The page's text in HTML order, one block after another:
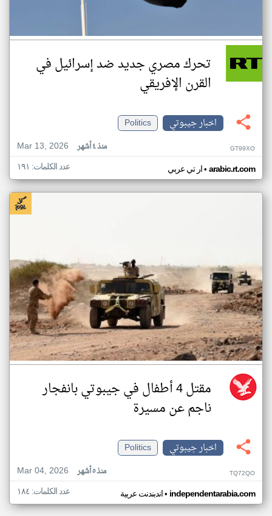
تحرك مصري جديد ضد إسرائيل في
القرن الإفريقي
اخبار جيبوتي
Politics
Mar 13, 2026
منذ ٤ أشهر GT99XO
ار تي عربي• arabic.rt.com عدد الكلمات: ١٩١
مقتل 4 أطفال في جيبوتي بانفجار
ناجم عن مسيرة
اخبار جيبوتي
Politics
Mar 04, 2026
منذ ٥ أشهر TQ72QO
اندبندنت عربية• independentarabia.com عدد الكلمات: ١٨٤